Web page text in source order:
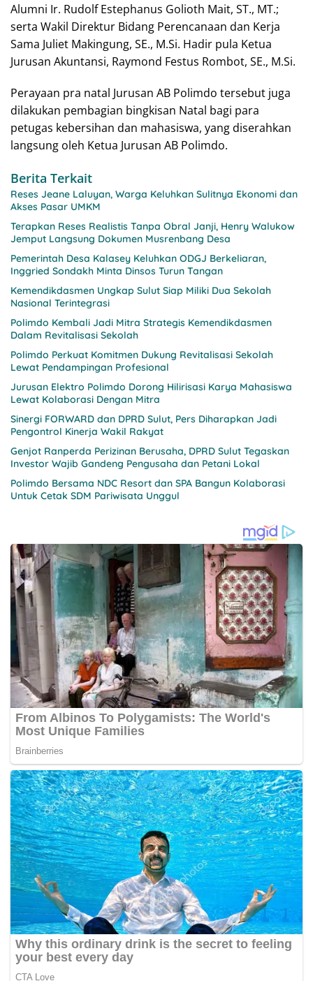
Alumni Ir. Rudolf Estephanus Golioth Mait, ST., MT.;
serta Wakil Direktur Bidang Perencanaan dan Kerja
Sama Juliet Makingung, SE., M.Si. Hadir pula Ketua
Jurusan Akuntansi, Raymond Festus Rombot, SE., M.Si.
Perayaan pra natal Jurusan AB Polimdo tersebut juga
dilakukan pembagian bingkisan Natal bagi para
petugas kebersihan dan mahasiswa, yang diserahkan
langsung oleh Ketua Jurusan AB Polimdo.
Berita Terkait
Reses Jeane Laluyan, Warga Keluhkan Sulitnya Ekonomi dan
Akses Pasar UMKM
Terapkan Reses Realistis Tanpa Obral Janji, Henry Walukow
Jemput Langsung Dokumen Musrenbang Desa
Pemerintah Desa Kalasey Keluhkan ODGJ Berkeliaran,
Inggried Sondakh Minta Dinsos Turun Tangan
Kemendikdasmen Ungkap Sulut Siap Miliki Dua Sekolah
Nasional Terintegrasi
Polimdo Kembali Jadi Mitra Strategis Kemendikdasmen
Dalam Revitalisasi Sekolah
Polimdo Perkuat Komitmen Dukung Revitalisasi Sekolah
Lewat Pendampingan Profesional
Jurusan Elektro Polimdo Dorong Hilirisasi Karya Mahasiswa
Lewat Kolaborasi Dengan Mitra
Sinergi FORWARD dan DPRD Sulut, Pers Diharapkan Jadi
Pengontrol Kinerja Wakil Rakyat
Genjot Ranperda Perizinan Berusaha, DPRD Sulut Tegaskan
Investor Wajib Gandeng Pengusaha dan Petani Lokal
Polimdo Bersama NDC Resort dan SPA Bangun Kolaborasi
Untuk Cetak SDM Pariwisata Unggul